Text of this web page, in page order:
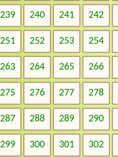
239 240 241 242
251 252 253 254
263 264 265 266
275 276 277 278
287 288 289 290
299 300 301 302